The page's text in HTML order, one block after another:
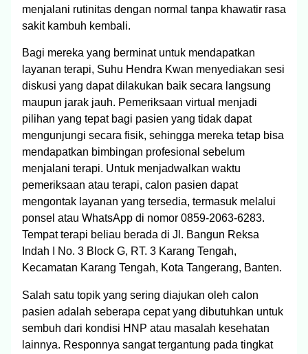
menjalani rutinitas dengan normal tanpa khawatir rasa
sakit kambuh kembali.
Bagi mereka yang berminat untuk mendapatkan
layanan terapi, Suhu Hendra Kwan menyediakan sesi
diskusi yang dapat dilakukan baik secara langsung
maupun jarak jauh. Pemeriksaan virtual menjadi
pilihan yang tepat bagi pasien yang tidak dapat
mengunjungi secara fisik, sehingga mereka tetap bisa
mendapatkan bimbingan profesional sebelum
menjalani terapi. Untuk menjadwalkan waktu
pemeriksaan atau terapi, calon pasien dapat
mengontak layanan yang tersedia, termasuk melalui
ponsel atau WhatsApp di nomor 0859-2063-6283.
Tempat terapi beliau berada di Jl. Bangun Reksa
Indah I No. 3 Block G, RT. 3 Karang Tengah,
Kecamatan Karang Tengah, Kota Tangerang, Banten.
Salah satu topik yang sering diajukan oleh calon
pasien adalah seberapa cepat yang dibutuhkan untuk
sembuh dari kondisi HNP atau masalah kesehatan
lainnya. Responnya sangat tergantung pada tingkat